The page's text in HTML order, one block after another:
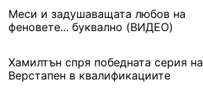
Меси и задушаващата любов на
феновете... буквално (ВИДЕО)
Хамилтън спря победната серия на
Верстапен в квалификациите